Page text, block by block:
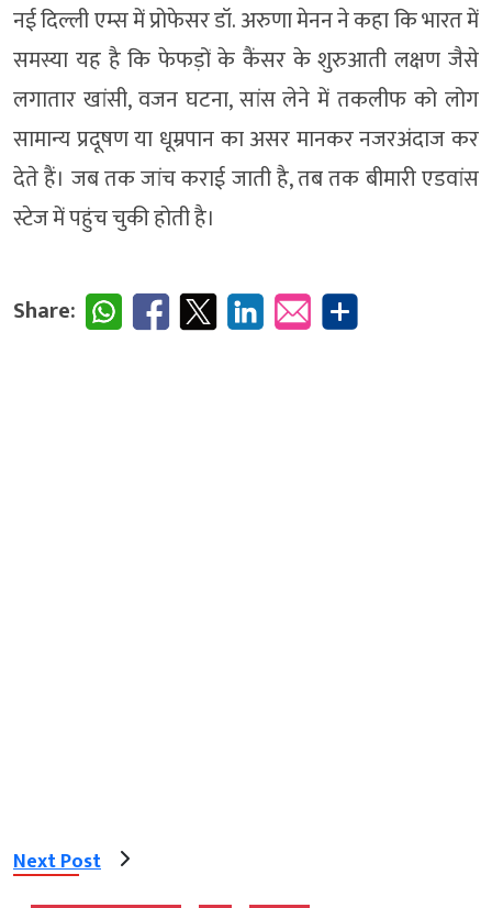
नई दिल्ली एम्स में प्रोफेसर डॉ. अरुणा मेनन ने कहा कि भारत में
समस्या यह है कि फेफड़ों के कैंसर के शुरुआती लक्षण जैसे
लगातार खांसी, वजन घटना, सांस लेने में तकलीफ को लोग
सामान्य प्रदूषण या धूम्रपान का असर मानकर नजरअंदाज कर
देते हैं। जब तक जांच कराई जाती है, तब तक बीमारी एडवांस
स्टेज में पहुंच चुकी होती है।
Share:
Next Post